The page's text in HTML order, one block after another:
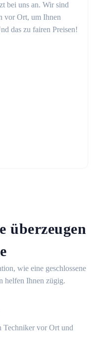
bei uns an. Wir sind
vor Ort, um Ihnen
das zu fairen Preisen!
überzeugen
wie eine geschlossene
helfen Ihnen zügig.
Techniker vor Ort und